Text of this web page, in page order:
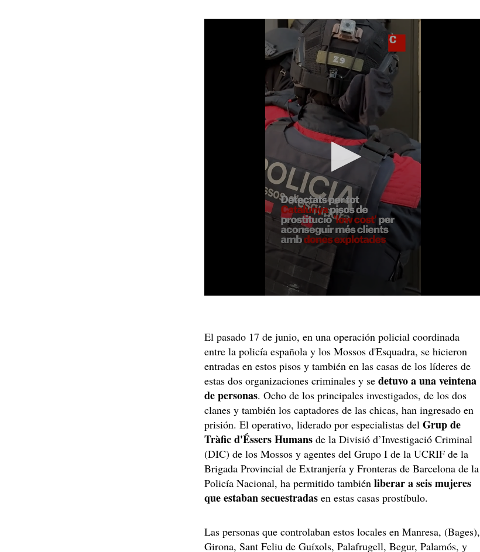
El pasado 17 de junio, en una operación policial coordinada
entre la policía española y los Mossos d'Esquadra, se hicieron
entradas en estos pisos y también en las casas de los líderes de
estas dos organizaciones criminales y sedetuvo a una veintena
de personas. Ocho de los principales investigados, de los dos
clanes y también los captadores de las chicas, han ingresado en
prisión. El operativo, liderado por especialistas delGrup de
Tràfic d'Éssers Humans de la Divisió d’Investigació Criminal
(DIC) de los Mossos y agentes del Grupo I de la UCRIF de la
Brigada Provincial de Extranjería y Fronteras de Barcelona de la
Policía Nacional, ha permitido tambiénliberar a seis mujeres
que estaban secuestradas en estas casas prostíbulo.
Las personas que controlaban estos locales en Manresa, (Bages),
Girona, Sant Feliu de Guíxols, Palafrugell, Begur, Palamós, y